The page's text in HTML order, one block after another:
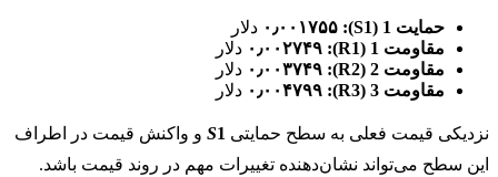
حمایت 1 (S1): ۰٫۰۰۱۷۵۵ دلار
مقاومت 1 (R1):
۰٫۰۰۲۷۴۹ دلار
مقاومت 2 (R2):
۰٫۰۰۳۷۴۹ دلار
مقاومت 3 (R3):
۰٫۰۰۴۷۹۹ دلار
نزدیکی قیمت فعلی به سطح حمایتی S1
و واکنش قیمت در اطراف
این سطح می‌تواند نشان‌دهنده تغییرات مهم در روند قیمت باشد.